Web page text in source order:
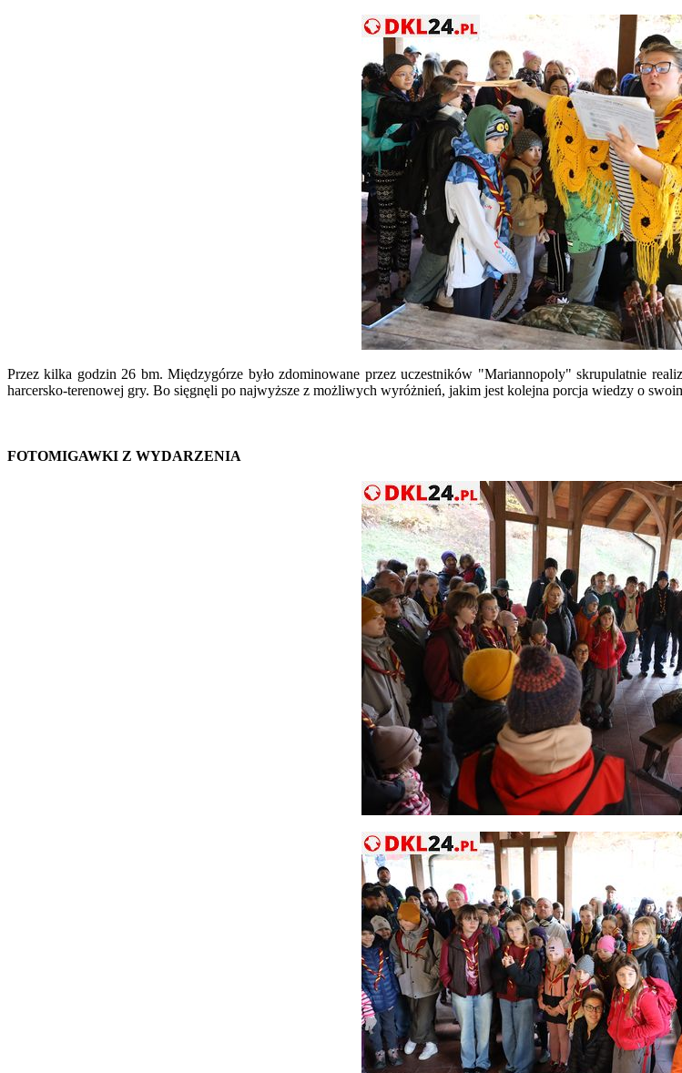
Przez kilka godzin 26 bm. Międzygórze było zdominowane przez uczestników "Mariannopoly" skrupulatnie
harcersko-terenowej gry. Bo sięgnęli po najwyższe z możliwych wyróżnień, jakim jest kolejna porcja wiedzy o
FOTOMIGAWKI Z WYDARZENIA